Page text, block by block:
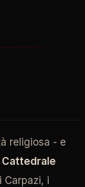
religiosa - e
Cattedrale
Carpazi, i